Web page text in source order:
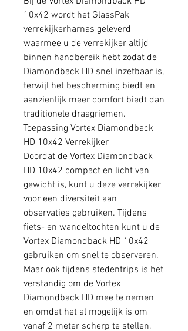
10x42 wordt het GlassPak
verrekijkerharnas geleverd
waarmee u de verrekijker altijd
binnen handbereik hebt zodat de
Diamondback HD snel inzetbaar is,
terwijl het bescherming biedt en
aanzienlijk meer comfort biedt dan
traditionele draagriemen.
Toepassing Vortex Diamondback
HD 10x42 Verrekijker
Doordat de Vortex Diamondback
HD 10x42 compact en licht van
gewicht is, kunt u deze verrekijker
voor een diversiteit aan
observaties gebruiken. Tijdens
fiets- en wandeltochten kunt u de
Vortex Diamondback HD 10x42
gebruiken om snel te observeren.
Maar ook tijdens stedentrips is het
verstandig om de Vortex
Diamondback HD mee te nemen
en omdat het al mogelijk is om
vanaf 2 meter scherp te stellen,